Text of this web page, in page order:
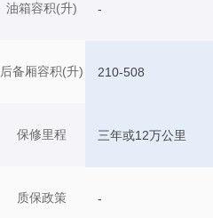
油箱容积(升)
后备厢容积(升)
保修里程
质保政策
-
210-508
三年或12万公里
-